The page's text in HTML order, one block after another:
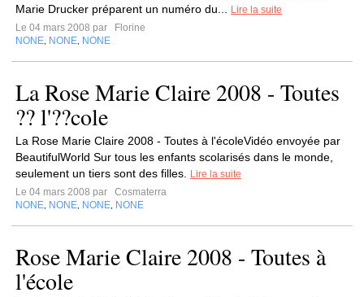
Marie Drucker préparent un numéro du...
Lire la suite
Le 04 mars 2008 par
Florine
NONE NONE NONE
La Rose Marie Claire 2008 - Toutes
?? l'??cole
La Rose Marie Claire 2008 - Toutes à l'écoleVidéo envoyée par
BeautifulWorld Sur tous les enfants scolarisés dans le monde,
seulement un tiers sont des filles.
Lire la suite
Le 04 mars 2008 par
Cosmaterra
NONE NONE NONE NONE
Rose Marie Claire 2008 - Toutes à
l'école